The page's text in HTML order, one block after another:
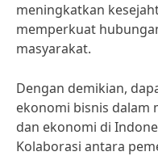
meningkatkan
memperkuat
masyarakat.
Dengan demikian,
ekonomi bisnis dalam
dan ekonomi di
Kolaborasi antara